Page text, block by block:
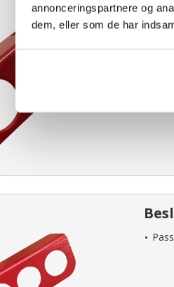
annonceringspartnere og
dem, eller som de har